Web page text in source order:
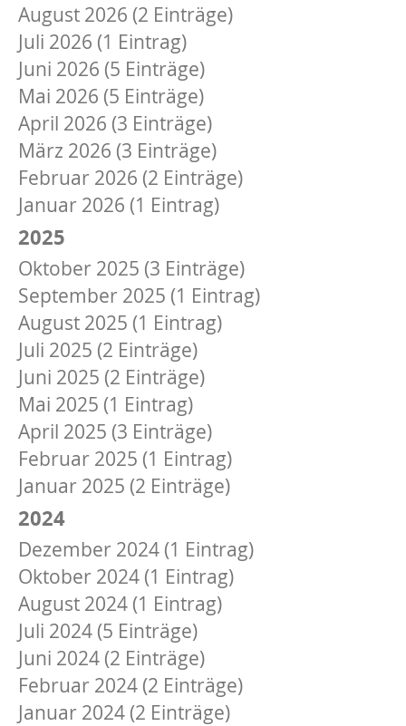
August 2026 (2 Einträge)
Juli 2026 (1 Eintrag)
Juni 2026 (5 Einträge)
Mai 2026 (5 Einträge)
April 2026 (3 Einträge)
März 2026 (3 Einträge)
Februar 2026 (2 Einträge)
Januar 2026 (1 Eintrag)
2025
Oktober 2025 (3 Einträge)
September 2025 (1 Eintrag)
August 2025 (1 Eintrag)
Juli 2025 (2 Einträge)
Juni 2025 (2 Einträge)
Mai 2025 (1 Eintrag)
April 2025 (3 Einträge)
Februar 2025 (1 Eintrag)
Januar 2025 (2 Einträge)
2024
Dezember 2024 (1 Eintrag)
Oktober 2024 (1 Eintrag)
August 2024 (1 Eintrag)
Juli 2024 (5 Einträge)
Juni 2024 (2 Einträge)
Februar 2024 (2 Einträge)
Januar 2024 (2 Einträge)